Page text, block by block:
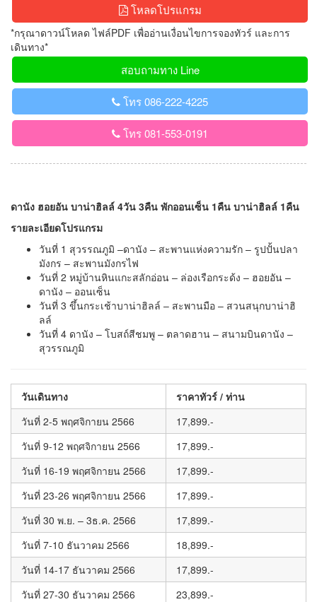
โหลดโปรแกรม
*กรุณาดาวน์โหลด ไฟล์PDF เพื่ออ่านเงื่อนไขการจองทัวร์ และการ
เดินทาง*
สอบถามทาง Line
โทร 086-222-4225
โทร 081-553-0191
ดานัง ฮอยอัน บาน่าฮิลล์ 4วัน 3คืน พักออนเซ็น 1คืน บาน่าฮิลล์ 1คืน
รายละเอียดโปรแกรม
วันที่ 1 สุวรรณภูมิ –ดานัง – สะพานแห่งความรัก – รูปปั้นปลา
มังกร – สะพานมังกรไฟ
วันที่ 2 หมู่บ้านหินแกะสลักอ่อน – ล่องเรือกระด้ง – ฮอยอัน –
ดานัง – ออนเซ็น
วันที่ 3 ขึ้นกระเช้าบาน่าฮิลล์ – สะพานมือ – สวนสนุกบาน่าฮิ
ลล์
วันที่ 4 ดานัง – โบสถ์สีชมพู – ตลาดฮาน – สนามบินดานัง –
สุวรรณภูมิ
วันเดินทาง
ราคาทัวร์ / ท่าน
วันที่ 2-5 พฤศจิกายน 2566
17,899.-
วันที่ 9-12 พฤศจิกายน 2566
17,899.-
วันที่ 16-19 พฤศจิกายน 2566
17,899.-
วันที่ 23-26 พฤศจิกายน 2566
17,899.-
วันที่ 30 พ.ย. – 3ธ.ค. 2566
17,899.-
วันที่ 7-10 ธันวาคม 2566
18,899.-
วันที่ 14-17 ธันวาคม 2566
17,899.-
วันที่ 27-30 ธันวาคม 2566
23,899.-